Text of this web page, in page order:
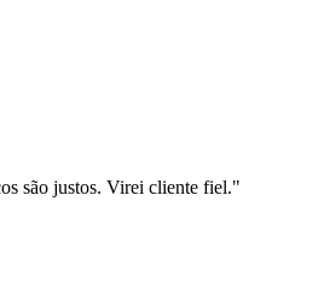
são justos. Virei cliente fiel."